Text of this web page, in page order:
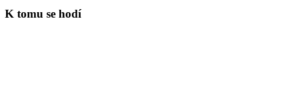
K tomu se hodí